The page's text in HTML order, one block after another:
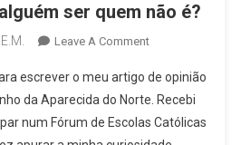
ser quem não é?
E.M. Leave A CommentOn
Pode
Alguém
Ser
escrever o meu artigo de opinião
da Aparecida do Norte. Recebi
num Fórum de Escolas Católicas